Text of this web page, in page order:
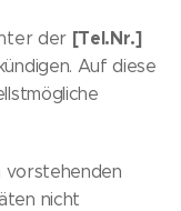
der [Tel.Nr.]
Auf diese
vorstehenden
nicht